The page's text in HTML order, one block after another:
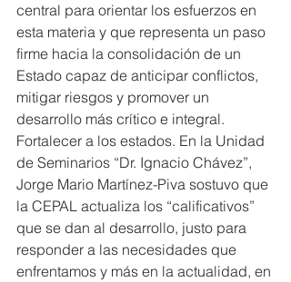
central para orientar los esfuerzos en
esta materia y que representa un paso
firme hacia la consolidación de un
Estado capaz de anticipar conflictos,
mitigar riesgos y promover un
desarrollo más crítico e integral.
Fortalecer a los estados. En la Unidad
de Seminarios “Dr. Ignacio Chávez”,
Jorge Mario Martínez-Piva sostuvo que
la CEPAL actualiza los “calificativos”
que se dan al desarrollo, justo para
responder a las necesidades que
enfrentamos y más en la actualidad, en